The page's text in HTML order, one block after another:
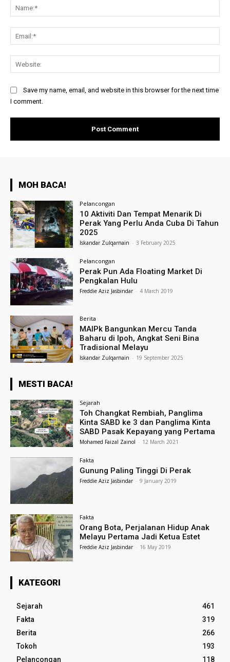
Save my name, email, and website in this browser for the next time
I comment.
MOH BACA!
Pelancongan
10 Aktiviti Dan Tempat Menarik Di
Perak Yang Perlu Anda Cuba Di Tahun
2025
Iskandar Zulqarnain - 3 February 2025
Pelancongan
Perak Pun Ada Floating Market Di
Pengkalan Hulu
Freddie Aziz Jasbindar - 4 March 2019
Berita
MAIPk Bangunkan Mercu Tanda
Baharu di Ipoh, Angkat Seni Bina
Tradisional Melayu
Iskandar Zulqarnain - 19 September 2025
MESTI BACA!
Sejarah
Toh Changkat Rembiah, Panglima
Kinta SABD ke 3 dan Panglima Kinta
SABD Pasak Kepayang yang Pertama
Mohamed Faizal Zainol - 12 March 2021
Fakta
Gunung Paling Tinggi Di Perak
Freddie Aziz Jasbindar - 9 January 2019
Fakta
Orang Bota, Perjalanan Hidup Anak
Melayu Pertama Jadi Ketua Estet
Freddie Aziz Jasbindar - 16 May 2019
KATEGORI
Sejarah
461
Fakta
319
Berita
266
Tokoh
193
Pelancongan
118